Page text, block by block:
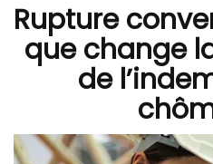
Rupture
que change
de